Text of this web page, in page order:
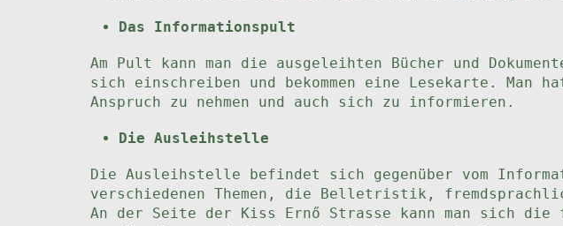
Das Informationspult
Am Pult kann man die ausgeleihten Bücher und
sich einschreiben und bekommen eine Lesekarte.
Anspruch zu nehmen und auch sich zu informieren.
Die Ausleihstelle
Die Ausleihstelle befindet sich gegenüber vom
verschiedenen Themen, die Belletristik,
An der Seite der Kiss Ernő Strasse kann man sich die